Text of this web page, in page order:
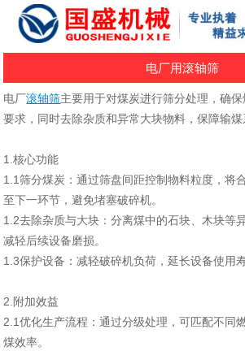
电厂用滚轴筛
电厂滚轴筛主要用于对煤炭进行筛分处理，确
要求，同时去除杂质和异常大块物料，保障输煤
1.核心功能
‌1.1筛分煤炭‌：通过筛盘间距控制物料粒度，将
至下一环节，避免堵塞破碎机。 ‌
1‌.2去除杂质与大块‌：分离煤中的石块、木块等
减轻后续设备磨损。 ‌
‌1.3保护设备‌：减轻破碎机负荷，延长设备使用
2.附加效益
2.1优化生产流程：通过分级处理，可匹配不同
煤效率。 ‌